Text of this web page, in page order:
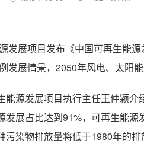
发展项目发布《中国可再生能
发展情景，2050年风电、太阳能
能源发展项目执行主任王仲颖
发展占比达到91%，可再生能
染物排放量将低于1980年的排